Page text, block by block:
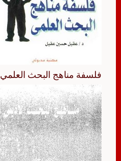
فلسفة مناهج البحث العلمي